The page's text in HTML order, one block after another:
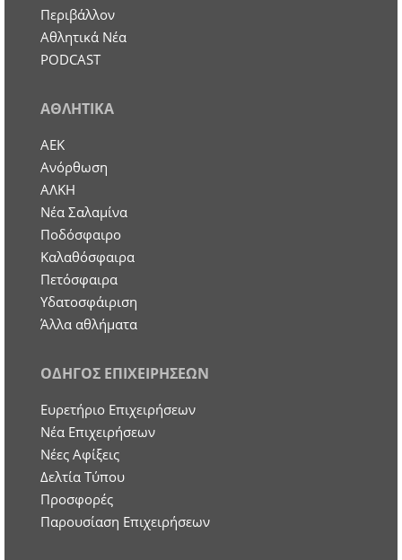
Περιβάλλον
Αθλητικά Νέα
PODCAST
ΑΘΛΗΤΙΚΑ
ΑΕΚ
Ανόρθωση
ΑΛΚΗ
Νέα Σαλαμίνα
Ποδόσφαιρο
Καλαθόσφαιρα
Πετόσφαιρα
Υδατοσφάιριση
Άλλα αθλήματα
ΟΔΗΓΟΣ ΕΠΙΧΕΙΡΗΣΕΩΝ
Ευρετήριο Επιχειρήσεων
Nέα Επιχειρήσεων
Νέες Αφίξεις
Δελτία Τύπου
Προσφορές
Παρουσίαση Επιχειρήσεων